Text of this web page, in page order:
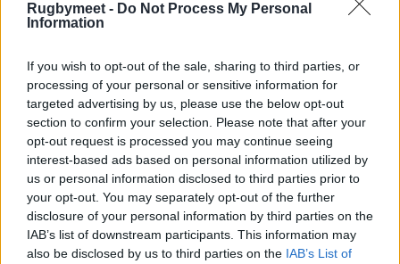
Rugbymeet - Do Not Process My Personal
Information
If you wish to opt-out of the sale, sharing to third parties, or
processing of your personal or sensitive information for
targeted advertising by us, please use the below opt-out
section to confirm your selection. Please note that after your
opt-out request is processed you may continue seeing
interest-based ads based on personal information utilized by
us or personal information disclosed to third parties prior to
your opt-out. You may separately opt-out of the further
disclosure of your personal information by third parties on the
IAB’s list of downstream participants. This information may
also be disclosed by us to third parties on the IAB’s List of